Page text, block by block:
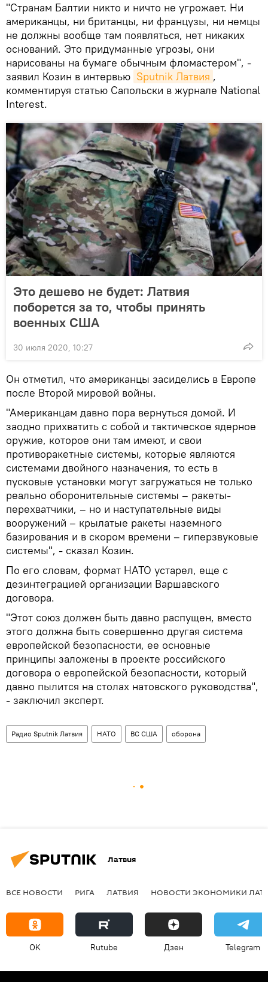
"Странам Балтии никто и ничто не угрожает. Ни
американцы, ни британцы, ни французы, ни немцы
не должны вообще там появляться, нет никаких
оснований. Это придуманные угрозы, они
нарисованы на бумаге обычным фломастером", -
заявил Козин в интервью Sputnik Латвия ,
комментируя статью Сапольски в журнале National
Interest.
Это дешево не будет: Латвия
поборется за то, чтобы принять
военных США
30 июля 2020, 10:27
Он отметил, что американцы засиделись в Европе
после Второй мировой войны.
"Американцам давно пора вернуться домой. И
заодно прихватить с собой и тактическое ядерное
оружие, которое они там имеют, и свои
противоракетные системы, которые являются
системами двойного назначения, то есть в
пусковые установки могут загружаться не только
реально оборонительные системы – ракеты-
перехватчики, – но и наступательные виды
вооружений – крылатые ракеты наземного
базирования и в скором времени – гиперзвуковые
системы", - сказал Козин.
По его словам, формат НАТО устарел, еще с
дезинтеграцией организации Варшавского
договора.
"Этот союз должен быть давно распущен, вместо
этого должна быть совершенно другая система
европейской безопасности, ее основные
принципы заложены в проекте российского
договора о европейской безопасности, который
давно пылится на столах натовского руководства",
- заключил эксперт.
Радио Sputnik Латвия НАТО ВС США оборона
Латвия
ВСЕ НОВОСТИ РИГА ЛАТВИЯ НОВОСТИ ЭКОНОМИКИ
OK Rutube Дзен Telegram